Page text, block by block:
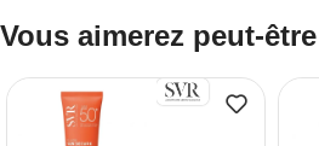
Vous aimerez peut-